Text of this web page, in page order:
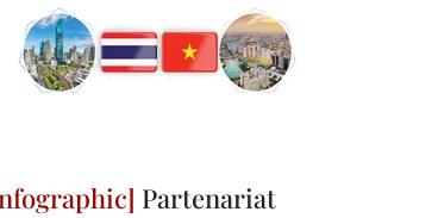
Partenariat